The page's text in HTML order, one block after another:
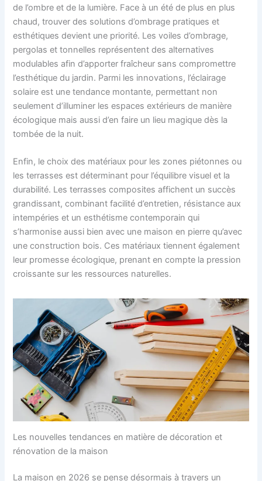
de l’ombre et de la lumière. Face à un été de plus en plus
chaud, trouver des solutions d’ombrage pratiques et
esthétiques devient une priorité. Les voiles d’ombrage,
pergolas et tonnelles représentent des alternatives
modulables afin d’apporter fraîcheur sans compromettre
l’esthétique du jardin. Parmi les innovations, l’éclairage
solaire est une tendance montante, permettant non
seulement d’illuminer les espaces extérieurs de manière
écologique mais aussi d’en faire un lieu magique dès la
tombée de la nuit.
Enfin, le choix des matériaux pour les zones piétonnes ou
les terrasses est déterminant pour l’équilibre visuel et la
durabilité. Les terrasses composites affichent un succès
grandissant, combinant facilité d’entretien, résistance aux
intempéries et un esthétisme contemporain qui
s’harmonise aussi bien avec une maison en pierre qu’avec
une construction bois. Ces matériaux tiennent également
leur promesse écologique, prenant en compte la pression
croissante sur les ressources naturelles.
Les nouvelles tendances en matière de décoration et
rénovation de la maison
La maison en 2026 se pense désormais à travers un